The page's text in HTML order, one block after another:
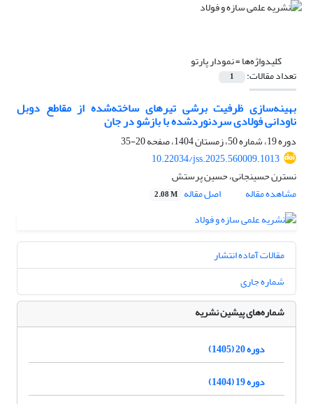
کلیدواژه‌ها =نمودار پارتو
تعداد مقالات: 1
بهینه‌سازی ظرفیت برشی تیرهای ساخته‌شده از مقاطع دوبل
ناودانی فولادی سردنوردشده با بازشو در جان
دوره 19، شماره 50، زمستان 1404، صفحه
20-35
10.22034/jss.2025.560009.1013
نسترن حسینجانی، حسین پرستش
مشاهده مقاله
اصل مقاله 2.08 M
مقالات آماده انتشار
شماره جاری
شماره‌های پیشین نشریه
دوره 20 (1405)
دوره 19 (1404)